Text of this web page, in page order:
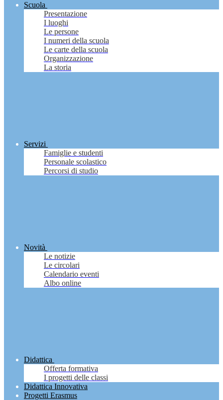
Scuola
Presentazione
I luoghi
Le persone
I numeri della scuola
Le carte della scuola
Organizzazione
La storia
Servizi
Famiglie e studenti
Personale scolastico
Percorsi di studio
Novità
Le notizie
Le circolari
Calendario eventi
Albo online
Didattica
Offerta formativa
I progetti delle classi
Didattica Innovativa
Progetti Erasmus